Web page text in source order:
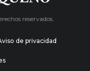
reservados.
de privacidad